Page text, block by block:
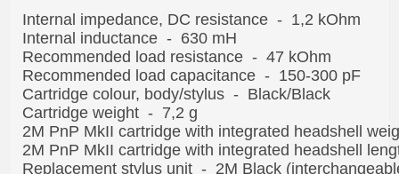
Internal impedance, DC resistance - 1,2 kOhm
Internal inductance - 630 mH
Recommended load resistance - 47 kOhm
Recommended load capacitance - 150-300 pF
Cartridge colour, body/stylus - Black/Black
Cartridge weight - 7,2 g
2M PnP MkII cartridge with integrated headshell
2M PnP MkII cartridge with integrated headshell
Replacement stylus unit - 2M Black